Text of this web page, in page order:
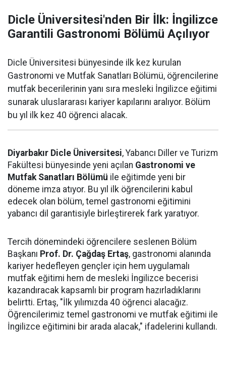
Dicle Üniversitesi'nden Bir İlk: İngilizce
Garantili Gastronomi Bölümü Açılıyor
Dicle Üniversitesi bünyesinde ilk kez kurulan
Gastronomi ve Mutfak Sanatları Bölümü, öğrencilerine
mutfak becerilerinin yanı sıra mesleki İngilizce eğitimi
sunarak uluslararası kariyer kapılarını aralıyor. Bölüm
bu yıl ilk kez 40 öğrenci alacak.
Diyarbakır Dicle Üniversitesi, Yabancı Diller ve Turizm
Fakültesi bünyesinde yeni açılan Gastronomi ve
Mutfak Sanatları Bölümü ile eğitimde yeni bir
döneme imza atıyor. Bu yıl ilk öğrencilerini kabul
edecek olan bölüm, temel gastronomi eğitimini
yabancı dil garantisiyle birleştirerek fark yaratıyor.
Tercih dönemindeki öğrencilere seslenen Bölüm
Başkanı Prof. Dr. Çağdaş Ertaş, gastronomi alanında
kariyer hedefleyen gençler için hem uygulamalı
mutfak eğitimi hem de mesleki İngilizce becerisi
kazandıracak kapsamlı bir program hazırladıklarını
belirtti. Ertaş, "İlk yılımızda 40 öğrenci alacağız.
Öğrencilerimiz temel gastronomi ve mutfak eğitimi ile
İngilizce eğitimini bir arada alacak," ifadelerini kullandı.